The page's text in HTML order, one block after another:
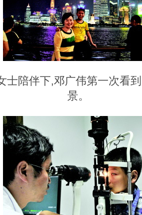
士陪伴下,邓广伟第一次看
景。